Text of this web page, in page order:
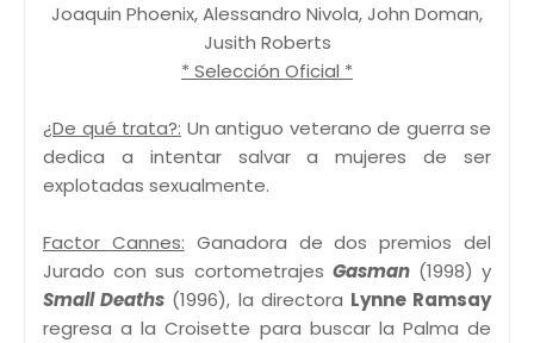
Joaquin Phoenix, Alessandro Nivola, John Doman,
Jusith Roberts
* Selección Oficial *
¿De qué trata?: Un antiguo veterano de guerra se
dedica a intentar salvar a mujeres de ser
explotadas sexualmente.
Factor Cannes: Ganadora de dos premios del
Jurado con sus cortometrajes Gasman(1998) y
Small Deaths (1996), la directora Lynne Ramsay
regresa a la Croisette para buscar la Palma de